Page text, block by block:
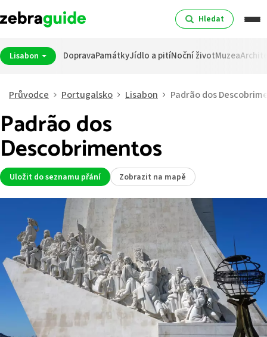
Hledat
Lisabon DopravaPamátkyJídlo a pitíNoční životMuzea
Průvodce Portugalsko Lisabon Padrão dos
Padrão dos
Descobrimentos
Uložit do seznamu přání Zobrazit na mapě